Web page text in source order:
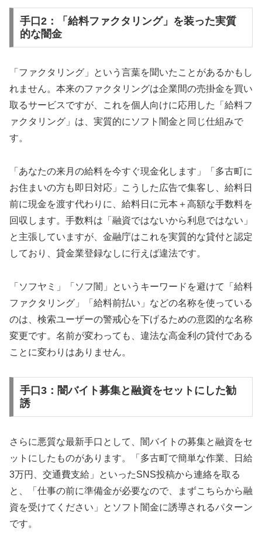
手口2：「給料ファクタリング」を装った実質
的な闇金
「ファクタリング」という言葉を聞いたことがあるかもし
れません。本来のファクタリングは企業間の売掛金を買い
取るサービスですが、これを個人向けに応用した「給料フ
ァクタリング」は、実質的にソフト闇金と同じ仕組みで
す。
「あなたの来月の給料を今すぐ現金化します」「多古町に
お住まいの方も即日対応」こうした広告で集客し、給料日
前に現金を渡す代わりに、給料日に元本＋高額な手数料を
回収します。手数料は「融資ではないから利息ではない」
と主張していますが、金融庁はこれを実質的な貸付と認定
しており、貸金業登録なしに行えば違法です。
「ソフヤミ」「ソフ闇」というキーワードを避けて「給料
ファクタリング」「給料前払い」などの名称を使っている
のは、検索ユーザーの警戒心を下げるための意図的な名称
変更です。名前が変わっても、違法な高金利の貸付である
ことに変わりはありません。
手口3：闇バイト募集と融資をセットにした勧
誘
さらに悪質な最新手口として、闇バイトの募集と融資をセ
ットにしたものがあります。「多古町で簡単な作業、日給
3万円、交通費支給」といったSNS投稿から連絡を取る
と、「仕事の前に準備金が必要なので、まずこちらから融
資を受けてください」とソフト闇金に誘導されるパターン
です。